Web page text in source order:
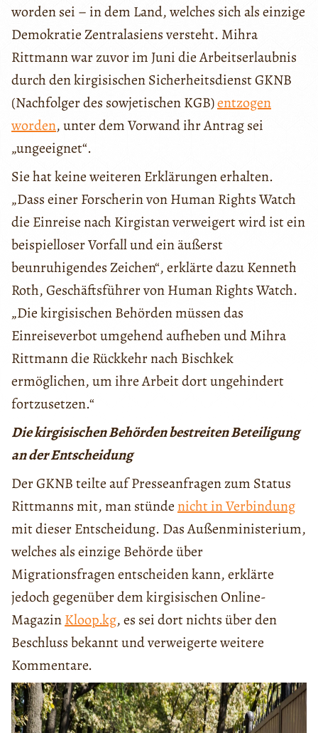
worden sei – in dem Land, welches sich als einzige
Demokratie Zentralasiens versteht. Mihra
Rittmann war zuvor im Juni die Arbeitserlaubnis
durch den kirgisischen Sicherheitsdienst GKNB
(Nachfolger des sowjetischen KGB)entzogen
worden, unter dem Vorwand ihr Antrag sei
„ungeeignet“.
Sie hat keine weiteren Erklärungen erhalten.
„Dass einer Forscherin von Human Rights Watch
die Einreise nach Kirgistan verweigert wird ist ein
beispielloser Vorfall und ein äußerst
beunruhigendes Zeichen“, erklärte dazu Kenneth
Roth, Geschäftsführer von Human Rights Watch.
„Die kirgisischen Behörden müssen das
Einreiseverbot umgehend aufheben und Mihra
Rittmann die Rückkehr nach Bischkek
ermöglichen, um ihre Arbeit dort ungehindert
fortzusetzen.“
Die kirgisischen Behörden bestreiten Beteiligung
an der Entscheidung
Der GKNB teilte auf Presseanfragen zum Status
Rittmanns mit, man stündenicht in Verbindung
mit dieser Entscheidung. Das Außenministerium,
welches als einzige Behörde über
Migrationsfragen entscheiden kann, erklärte
jedoch gegenüber dem kirgisischen Online-
MagazinKloop.kg, es sei dort nichts über den
Beschluss bekannt und verweigerte weitere
Kommentare.